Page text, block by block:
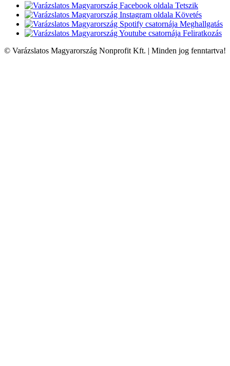
Tetszik
Követés
Meghallgatás
Feliratkozás
© Varázslatos Magyarország Nonprofit Kft. | Minden jog fenntartva!